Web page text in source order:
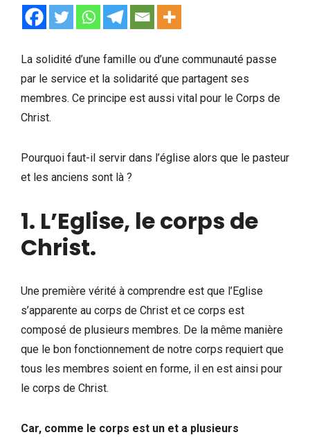
La solidité d’une famille ou d’une communauté passe
par le service et la solidarité que partagent ses
membres. Ce principe est aussi vital pour le Corps de
Christ.
Pourquoi faut-il servir dans l’église alors que le pasteur
et les anciens sont là ?
1. L’Eglise, le corps de
Christ.
Une première vérité à comprendre est que l’Eglise
s’apparente au corps de Christ et ce corps est
composé de plusieurs membres. De la même manière
que le bon fonctionnement de notre corps requiert que
tous les membres soient en forme, il en est ainsi pour
le corps de Christ.
Car, comme le corps est un et a plusieurs